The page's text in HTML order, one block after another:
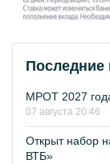
Последние
МРОТ 2027
07 августа 20:46
Открыт набор
ВТБ»